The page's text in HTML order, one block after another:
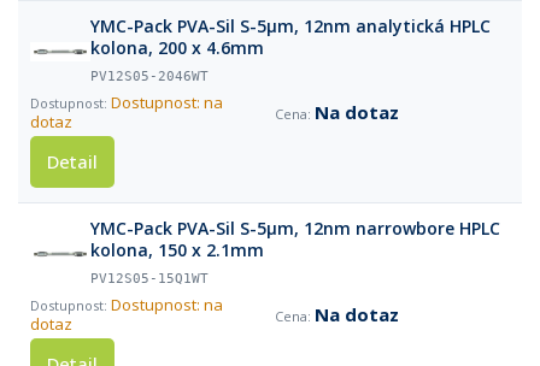
YMC-Pack PVA-Sil S-5µm, 12nm analytická HPLC
kolona, 200 x 4.6mm
PV12S05-2046WT
Dostupnost: na
dotaz
Na dotaz
Detail
YMC-Pack PVA-Sil S-5µm, 12nm narrowbore HPLC
kolona, 150 x 2.1mm
PV12S05-15Q1WT
Dostupnost: na
dotaz
Na dotaz